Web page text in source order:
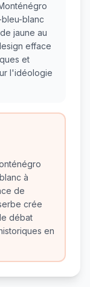
blanc
jaune au
efface
et
l'idéologie
à
de
crée
débat
en